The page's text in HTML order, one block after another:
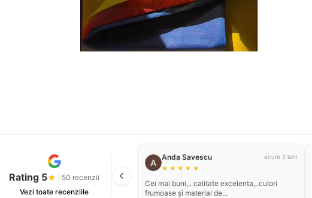
Rating 5★
50 recenzii
Vezi toate recenziile
Anda Savescu
★ ★ ★ ★ ★
acum 2 luni
Cei mai buni,.. calitate excelenta,..culori
frumoase și material de...